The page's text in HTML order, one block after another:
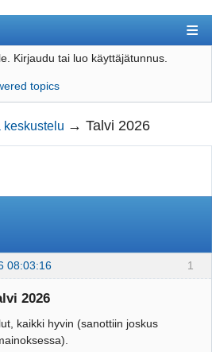
Kirjaudu tai luo käyttäjätunnus.
topics
keskustelu →Talvi 2026
1
08:03:16
2026
kaikki hyvin (sanottiin joskus